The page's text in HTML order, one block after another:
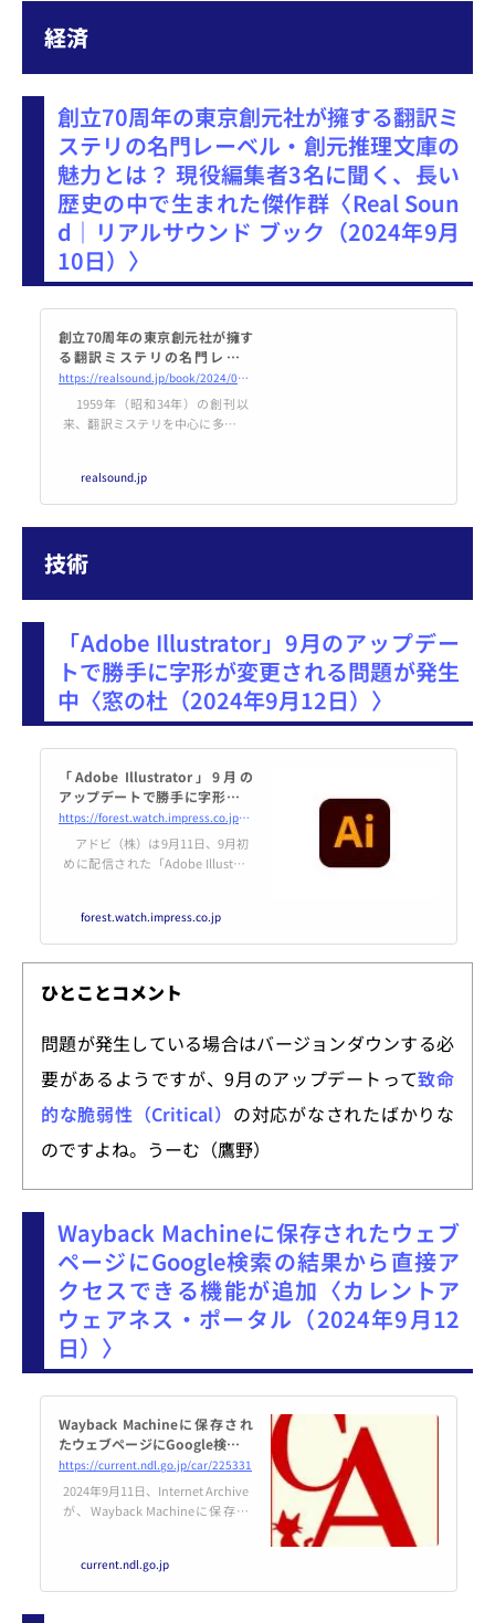
経済
創立70周年の東京創元社が擁する翻訳ミ
ステリの名門レーベル・創元推理文庫の
魅力とは？ 現役編集者3名に聞く、長い
歴史の中で生まれた傑作群〈Real Soun
d｜リアルサウンド ブック（2024年9月
10日）〉
創立70周年の東京創元社が擁す
る翻訳ミステリの名門レーベ
ル・創元推理文庫の魅力とは？
現役編集者3名に聞く、長い歴
史の中で生まれた傑作群
https://realsound.jp/book/2024/09/post-1771199.html
1959年（昭和34年）の創刊以
来、翻訳ミステリを中心に多数の
庫】。1963年（昭和38年）にはS
F部門（現在の創元SF文庫）、19
69年（昭和44年）には怪奇と冒険
タジー部門）、1985年（昭…
realsound.jp
技術
「Adobe Illustrator」9月のアップデー
トで勝手に字形が変更される問題が発生
中〈窓の杜（2024年9月12日）〉
「Adobe Illustrator」9月の
アップデートで勝手に字形が変
更される問題が発生中／アドビ
が原因を調査中
https://forest.watch.impress.co.jp/docs/news/1623394.html
アドビ（株）は9月11日、9月初
めに配信された「Adobe Illustrat
キストを編集すると勝手に字形が
変更される問題が発生しているこ
とを発表した。特に修飾字形に変
更した文字で問題が発生するとい
う。
forest.watch.impress.co.jp
ひとことコメント
問題が発生している場合はバージョンダウンする必
要があるようですが、9月のアップデートって致命
的な脆弱性（Critical） の対応がなされたばかりな
のですよね。うーむ（鷹野）
Wayback Machineに保存されたウェブ
ページにGoogle検索の結果から直接ア
クセスできる機能が追加〈カレントア
ウェアネス・ポータル（2024年9月12
日）〉
Wayback Machineに保存され
たウェブページにGoogle検索の
結果から直接アクセスできる機
能が追加
https://current.ndl.go.jp/car/225331
2024年9月11日、Internet Archive
が、Wayback Machineに保存さ
能が追加されたと発表しました。
発表によると、Googleでの検索
current.ndl.go.jp